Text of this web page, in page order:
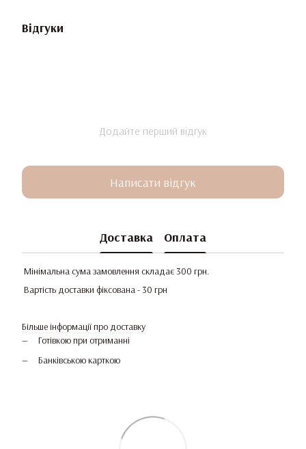
Відгуки
Додайте перший відгук
Написати відгук
Доставка Оплата
Мінімальна сума замовлення складає 300 грн.
Вартість доставки фіксована - 30 грн
Більше інформації про доставку
Готівкою при отриманні
Банківською карткою